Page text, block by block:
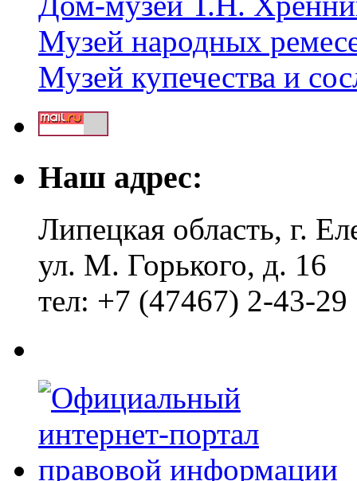
Музей народных
Музей купечества и
Наш адрес:
Липецкая область, г.
ул. М. Горького, д. 16
тел: +7 (47467) 2-43-29